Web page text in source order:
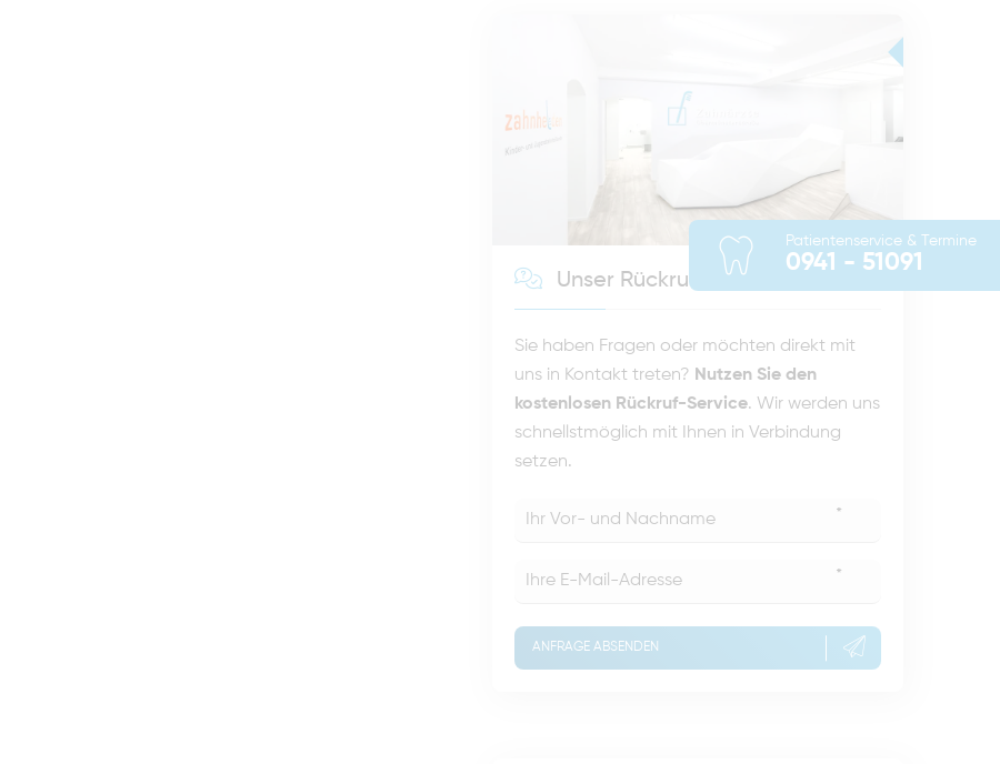
Unser Rückruf-Service
Sie haben Fragen oder möchten direkt mit
uns in Kontakt treten? Nutzen Sie den
kostenlosen Rückruf-Service. Wir werden uns
schnellstmöglich mit Ihnen in Verbindung
setzen.
*
*
ANFRAGE ABSENDEN
Patientenservice & Termine
0941 - 51091